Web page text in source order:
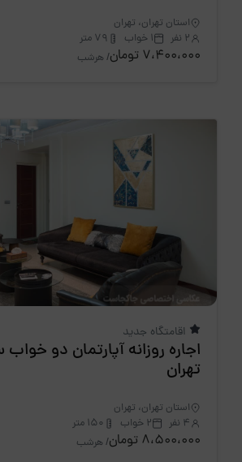
استان تهران، تهران
2 نفر
1 خواب 79 متر
7،400،000 تومان / هرشب
اقامتگاه جدید
تهران
استان تهران، تهران
4 نفر
2 خواب 150 متر
8،500،000 تومان / هرشب